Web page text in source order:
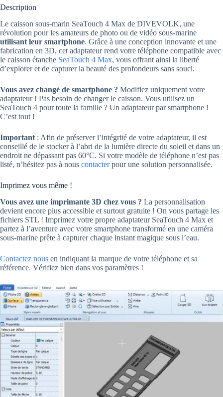
Description
Le caisson sous-marin SeaTouch 4 Max de DIVEVOLK, une
révolution pour les amateurs de photo ou de vidéo sous-marine
utilisant leur smartphone. Grâce à une conception innovante et une
fabrication en 3D, cet adaptateur rend votre téléphone compatible avec
le caisson étanche SeaTouch 4 Max, vous offrant ainsi la liberté
d’explorer et de capturer la beauté des profondeurs sans souci.
Vous avez changé de smartphone ? Modifiez uniquement votre
adaptateur ! Pas besoin de changer le caisson. Vous utilisez un
SeaTouch 4 pour toute la famille ? Un adaptateur par smartphone !
C’est tout !
Important : Afin de préserver l’intégrité de votre adaptateur, il est
conseillé de le stocker à l’abri de la lumière directe du soleil et dans un
endroit ne dépassant pas 60°C. Si votre modèle de téléphone n’est pas
listé, n’hésitez pas à nous contacterpour une solution personnalisée.
Imprimez vous même !
Vous avez une imprimante 3D chez vous ? La personnalisation
devient encore plus accessible et surtout gratuite ! On vous partage les
fichiers STL ! Imprimez votre propre adaptateur SeaTouch 4 Max et
partez à l’aventure avec votre smartphone transformé en une caméra
sous-marine prête à capturer chaque instant magique sous l’eau.
Contactez nous en indiquant la marque de votre téléphone et sa
référence. Vérifiez bien dans vos paramètres !